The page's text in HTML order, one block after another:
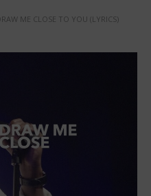
ME CLOSE TO YOU (LYRICS)